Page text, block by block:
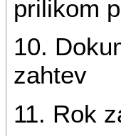
prilikom
10.
zahtev
11. Rok